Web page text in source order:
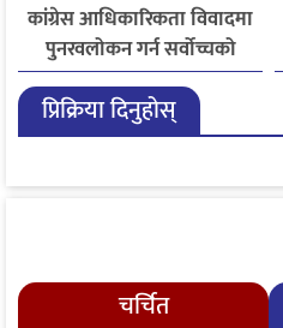
कांग्रेस आधिकारिकता विवादमा
पुनरवलोकन गर्न सर्वोच्चको
अनुमति
प्रिक्रिया दिनुहोस्
चर्चित